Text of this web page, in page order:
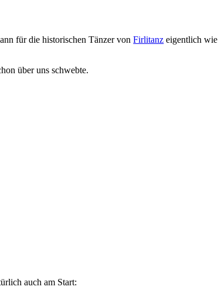
für die historischen Tänzer vonFirlitanz eigentlich
über uns schwebte.
auch am Start: